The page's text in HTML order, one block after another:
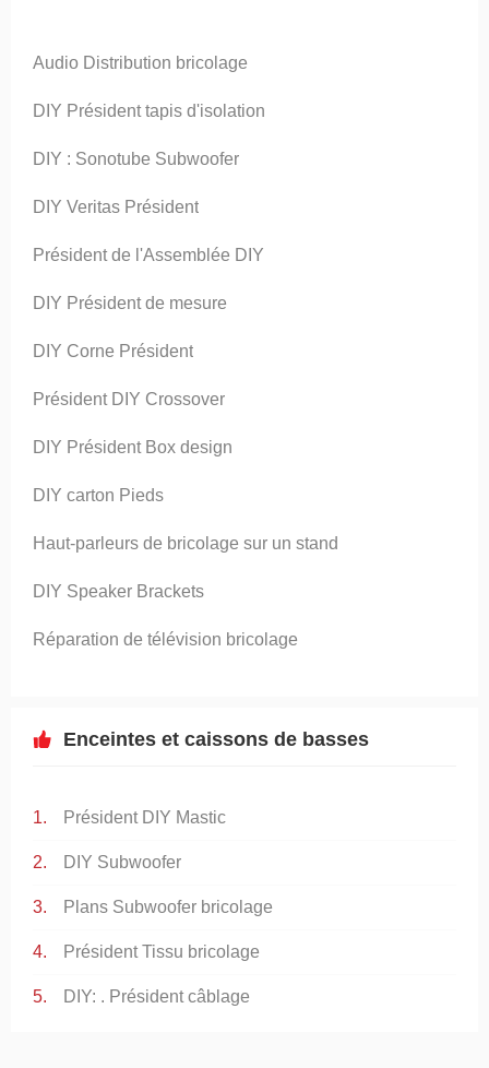
Audio Distribution bricolage
DIY Président tapis d'isolation
DIY : Sonotube Subwoofer
DIY Veritas Président
Président de l'Assemblée DIY
DIY Président de mesure
DIY Corne Président
Président DIY Crossover
DIY Président Box design
DIY carton Pieds
Haut-parleurs de bricolage sur un stand
DIY Speaker Brackets
Réparation de télévision bricolage
Enceintes et caissons de basses
Président DIY Mastic
DIY Subwoofer
Plans Subwoofer bricolage
Président Tissu bricolage
DIY: . Président câblage